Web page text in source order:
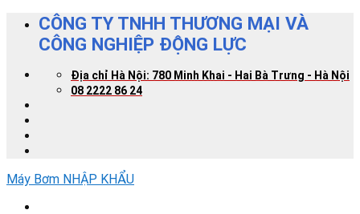
Skip
content
CÔNG TY TNHH THƯƠNG MẠI VÀ
CÔNG NGHIỆP ĐỘNG LỰC
Địa chỉ Hà Nội: 780 Minh Khai - Hai Bà Trưng - Hà Nội
08 2222 86 24
Máy Bơm NHẬP KHẨU